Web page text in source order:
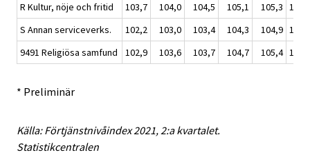
R Kultur, nöje och fritid
103,7 104,0 104,5 105,1 105,3
S Annan serviceverks.
102,2 103,0 103,4 104,3 104,9
9491 Religiösa samfund
102,9 103,6 103,7 104,7 105,4
* Preliminär
Källa: Förtjänstnivåindex 2021, 2:a kvartalet.
Statistikcentralen